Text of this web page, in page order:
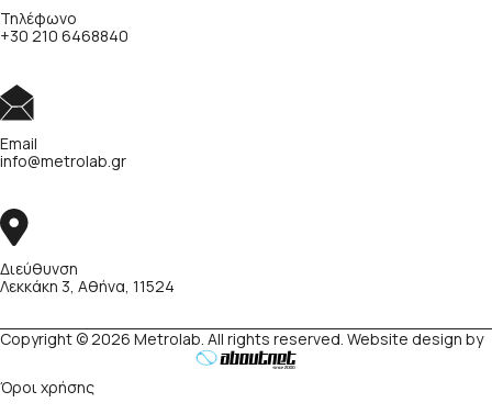
Τηλέφωνο
+30 210 6468840
Email
info@metrolab.gr
Διεύθυνση
Λεκκάκη 3, Αθήνα, 11524
Copyright © 2026 Metrolab. All rights reserved. Website design by
Όροι χρήσης